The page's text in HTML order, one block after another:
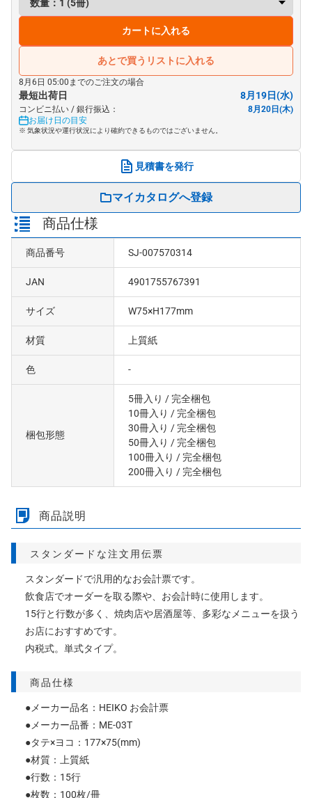
カートに入れる
あとで買うリストに入れる
8月6日 05:00までのご注文の場合
最短出荷日 8月19日(水)
コンビニ払い / 銀行振込：
8月20日(木)
お届け日の目安
※ 気象状況や運行状況により確約できるものではございません。
見積書を発行
マイカタログへ登録
商品仕様
商品番号 SJ-007570314
JAN 4901755767391
サイズ W75×H177mm
材質 上質紙
色 -
梱包形態
5冊入り / 完全梱包
10冊入り / 完全梱包
30冊入り / 完全梱包
50冊入り / 完全梱包
100冊入り / 完全梱包
200冊入り / 完全梱包
商品説明
スタンダードな注文用伝票
スタンダードで汎用的なお会計票です。
飲食店でオーダーを取る際や、お会計時に使用します。
15行と行数が多く、焼肉店や居酒屋等、多彩なメニューを扱う
お店におすすめです。
内税式。単式タイプ。
商品仕様
●メーカー品名：HEIKO お会計票
●メーカー品番：ME-03T
●タテ×ヨコ：177×75(mm)
●材質：上質紙
●行数：15行
●枚数：100枚/冊